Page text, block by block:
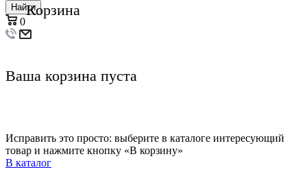
Найти
0
Корзина
Ваша корзина пуста
Исправить это просто: выберите в каталоге интересующий
товар и нажмите кнопку «В корзину»
В каталог